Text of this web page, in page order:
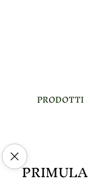
PRODOTTI
PRIMULA